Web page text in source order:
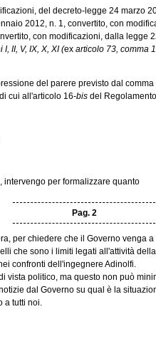
del decreto-legge 24 marzo
2012, n. 1, convertito, con
con modificazioni, dalla legge
II, V, IX, X, XI (ex articolo 73, comma
del parere previsto dal
cui all'articolo 16-bis del
intervengo per formalizzare quanto
Pag. 2
per chiedere che il Governo venga
che sono i limiti legati all'attività
confronti dell'ingegnere Adinolfi.
vista politico, ma questo non può
dal Governo su qual è la
a tutti noi.